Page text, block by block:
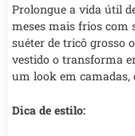
Prolongue a vida útil
meses mais frios com
suéter de tricô grosso
vestido o transforma
um look em camadas,
Dica de estilo: